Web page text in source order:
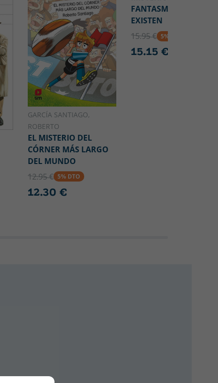
GARCÍA SANTIAGO,
ROBERTO
EL MISTERIO DEL
CÓRNER MÁS LARGO
DEL MUNDO
12.95 € 5% DTO
12.30 €
FANTASMAS NO
EXISTEN
15.95 € 5% DTO
15.15 €